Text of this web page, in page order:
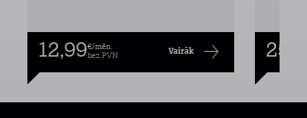
12,99€/mēn.
bez PVN
Vairāk